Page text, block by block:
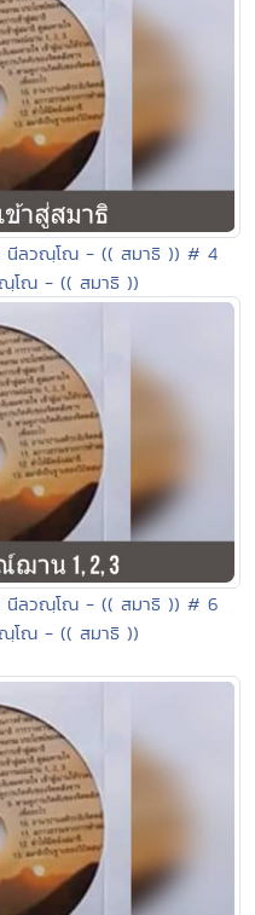
นีลวณฺโณ - (( สมาธิ )) # 4
โณ - (( สมาธิ ))
นีลวณฺโณ - (( สมาธิ )) # 6
โณ - (( สมาธิ ))